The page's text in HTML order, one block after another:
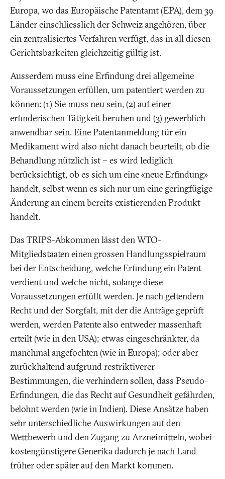
Europa, wo das Europäische Patentamt (EPA), dem 39
Länder einschliesslich der Schweiz angehören, über
ein zentralisiertes Verfahren verfügt, das in all diesen
Gerichtsbarkeiten gleichzeitig gültig ist.
Ausserdem muss eine Erfindung drei allgemeine
Voraussetzungen erfüllen, um patentiert werden zu
können: (1) Sie muss neu sein, (2) auf einer
erfinderischen Tätigkeit beruhen und (3) gewerblich
anwendbar sein. Eine Patentanmeldung für ein
Medikament wird also nicht danach beurteilt, ob die
Behandlung nützlich ist – es wird lediglich
berücksichtigt, ob es sich um eine «neue Erfindung»
handelt, selbst wenn es sich nur um eine geringfügige
Änderung an einem bereits existierenden Produkt
handelt.
Das TRIPS-Abkommen lässt den WTO-
Mitgliedstaaten einen grossen Handlungsspielraum
bei der Entscheidung, welche Erfindung ein Patent
verdient und welche nicht, solange diese
Voraussetzungen erfüllt werden. Je nach geltendem
Recht und der Sorgfalt, mit der die Anträge geprüft
werden, werden Patente also entweder massenhaft
erteilt (wie in den USA); etwas eingeschränkter, da
manchmal angefochten (wie in Europa); oder aber
zurückhaltend aufgrund restriktiverer
Bestimmungen, die verhindern sollen, dass Pseudo-
Erfindungen, die das Recht auf Gesundheit gefährden,
belohnt werden (wie in Indien). Diese Ansätze haben
sehr unterschiedliche Auswirkungen auf den
Wettbewerb und den Zugang zu Arzneimitteln, wobei
kostengünstigere Generika dadurch je nach Land
früher oder später auf den Markt kommen.